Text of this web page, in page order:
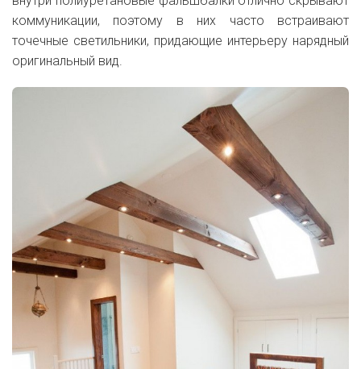
коммуникации, поэтому в них часто встраивают
точечные светильники, придающие интерьеру нарядный
оригинальный вид.